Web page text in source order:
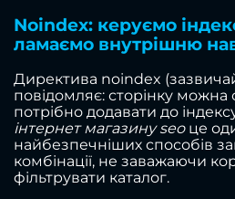
Noindex: керуємо
ламаємо внутрішню
Директива noindex
повідомляє: сторінку можна
потрібно додавати до
інтернет магазину seoце
найбезпечніших способів
комбінації, не заважаючи
фільтрувати каталог.